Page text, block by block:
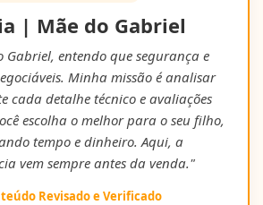
| Mãe do Gabriel
Gabriel, entendo que segurança e
Minha missão é analisar
cada detalhe técnico e avaliações
escolha o melhor para o seu filho,
tempo e dinheiro. Aqui, a
vem sempre antes da venda."
Revisado e Verificado